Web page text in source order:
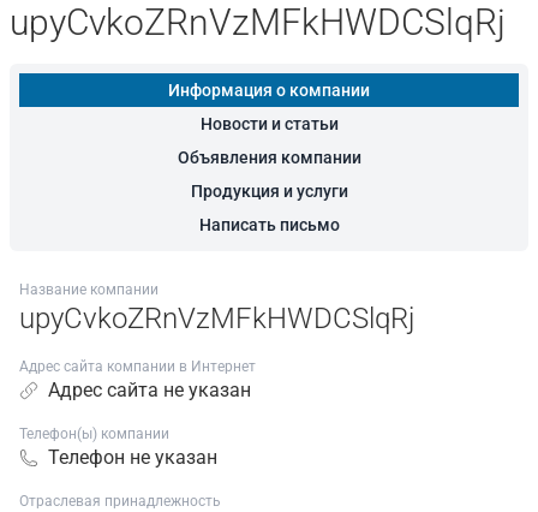
upyCvkoZRnVzMFkHWDCSlqRj
Информация о компании
Новости и статьи
Объявления компании
Продукция и услуги
Написать письмо
Название компании
upyCvkoZRnVzMFkHWDCSlqRj
Адрес сайта компании в Интернет
Адрес сайта не указан
Телефон(ы) компании
Телефон не указан
Отраслевая принадлежность